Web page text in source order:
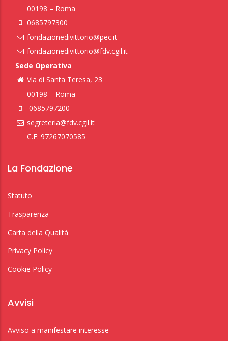
00198 – Roma
0685797300
fondazionedivittorio@pec.it
fondazionedivittorio@fdv.cgil.it
Sede Operativa
Via di Santa Teresa, 23
00198 – Roma
0685797200
segreteria@fdv.cgil.it
C.F: 97267070585
La Fondazione
Statuto
Trasparenza
Carta della Qualità
Privacy Policy
Cookie Policy
Avvisi
Avviso a manifestare interesse